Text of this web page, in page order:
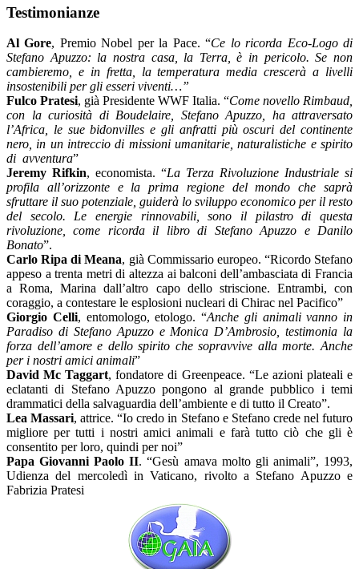
Testimonianze
Al Gore, Premio Nobel per la Pace. “Ce lo ricorda Eco-Logo di
Stefano Apuzzo: la nostra casa, la Terra, è in pericolo. Se non
cambieremo, e in fretta, la temperatura media crescerà a livelli
insostenibili per gli esseri viventi…”
Fulco Pratesi, già Presidente WWF Italia. “Come novello Rimbaud,
con la curiosità di Boudelaire, Stefano Apuzzo, ha attraversato
l’Africa, le sue bidonvilles e gli anfratti più oscuri del continente
nero, in un intreccio di missioni umanitarie, naturalistiche e spirito
di avventura”
Jeremy Rifkin, economista. “La Terza Rivoluzione Industriale si
profila all’orizzonte e la prima regione del mondo che saprà
sfruttare il suo potenziale, guiderà lo sviluppo economico per il resto
del secolo. Le energie rinnovabili, sono il pilastro di questa
rivoluzione, come ricorda il libro di Stefano Apuzzo e Danilo
Bonato”.
Carlo Ripa di Meana, già Commissario europeo. “Ricordo Stefano
appeso a trenta metri di altezza ai balconi dell’ambasciata di Francia
a Roma, Marina dall’altro capo dello striscione. Entrambi, con
coraggio, a contestare le esplosioni nucleari di Chirac nel Pacifico”
Giorgio Celli, entomologo, etologo. “Anche gli animali vanno in
Paradiso di Stefano Apuzzo e Monica D’Ambrosio, testimonia la
forza dell’amore e dello spirito che sopravvive alla morte. Anche
per i nostri amici animali”
David Mc Taggart, fondatore di Greenpeace. “Le azioni plateali e
eclatanti di Stefano Apuzzo pongono al grande pubblico i temi
drammatici della salvaguardia dell’ambiente e di tutto il Creato”.
Lea Massari, attrice. “Io credo in Stefano e Stefano crede nel futuro
migliore per tutti i nostri amici animali e farà tutto ciò che gli è
consentito per loro, quindi per noi”
Papa Giovanni Paolo II. “Gesù amava molto gli animali”, 1993,
Udienza del mercoledì in Vaticano, rivolto a Stefano Apuzzo e
Fabrizia Pratesi